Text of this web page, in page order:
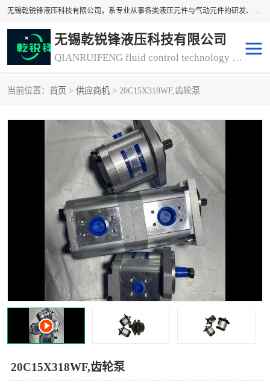
无锡乾锐锋液压科技有限公司，系专业从事各类液压元件与气动元件的研发、生产和销售业务为一体的生产型齿轮泵厂家、液压齿轮泵厂家。主要生产销售风冷式冷却器、液压油风冷却器，冷却器厂家直销、齿轮泵型号、齿轮泵厂家排名详情可来电咨询！
无锡乾锐锋液压科技有限公司
QIANRUIFENG fluid control technology co. LTD
当前位置： 首页 > 供应商机 > 20C15X318WF,齿轮泵
20C15X318WF,齿轮泵
冷却器厂家直销 过滤器
离合器、制动器 气动元器件
齿轮泵厂家